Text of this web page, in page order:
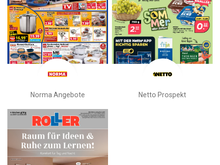
Norma Angebote Netto Prospekt